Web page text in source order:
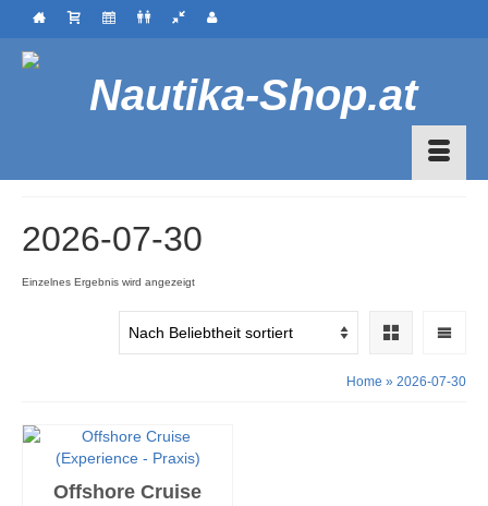
2026-07-30
Einzelnes Ergebnis wird angezeigt
Home » 2026-07-30
Offshore Cruise